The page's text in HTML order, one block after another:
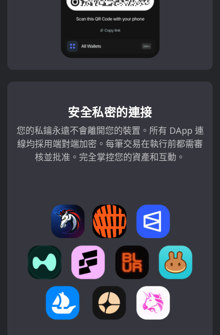
安全私密的連接
您的私鑰永遠不會離開您的裝置。所有 DApp 連
線均採用端對端加密。每筆交易在執行前都需審
核並批准。完全掌控您的資產和互動。